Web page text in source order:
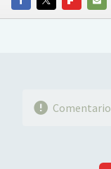
FACEBOOKTWITTERFLIPBOARD
E-